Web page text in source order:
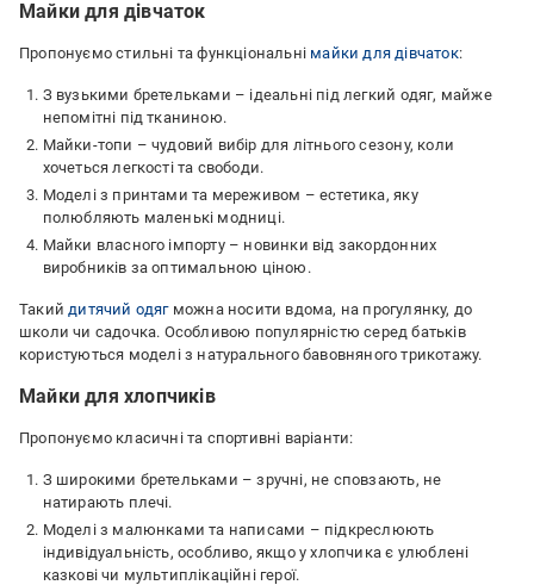
Майки для дівчаток
Пропонуємо стильні та функціональні майки для дівчаток:
З вузькими бретельками – ідеальні під легкий одяг, майже
непомітні під тканиною.
Майки-топи – чудовий вибір для літнього сезону, коли
хочеться легкості та свободи.
Моделі з принтами та мереживом – естетика, яку
полюбляють маленькі модниці.
Майки власного імпорту – новинки від закордонних
виробників за оптимальною ціною.
Такийдитячий одягможна носити вдома, на прогулянку, до
школи чи садочка. Особливою популярністю серед батьків
користуються моделі з натурального бавовняного трикотажу.
Майки для хлопчиків
Пропонуємо класичні та спортивні варіанти:
З широкими бретельками – зручні, не сповзають, не
натирають плечі.
Моделі з малюнками та написами – підкреслюють
індивідуальність, особливо, якщо у хлопчика є улюблені
казкові чи мультиплікаційні герої.